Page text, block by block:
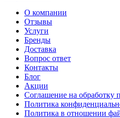
О компании
Отзывы
Услуги
Бренды
Доставка
Вопрос ответ
Контакты
Блог
Акции
Соглашение на обработку
Политика
Политика в отношении